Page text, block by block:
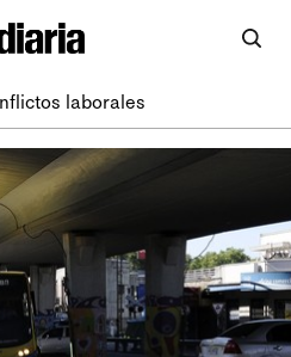
laborales